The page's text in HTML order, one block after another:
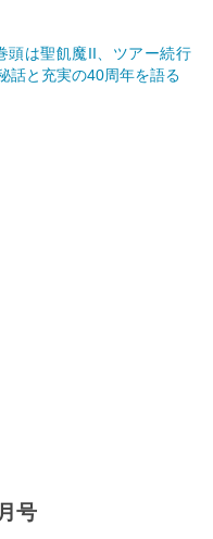
は聖飢魔II、ツアー続行
と充実の40周年を語る
号